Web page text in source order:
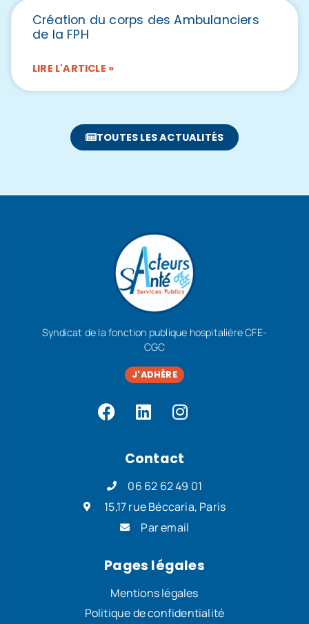
Création du corps des Ambulanciers
de la FPH
LIRE L'ARTICLE »
TOUTES LES ACTUALITÉS
Syndicat de la fonction publique hospitalière CFE-
CGC
J'ADHÈRE
Contact
06 62 62 49 01
15,17 rue Béccaria, Paris
Par email
Pages légales
Mentions légales
Politique de confidentialité